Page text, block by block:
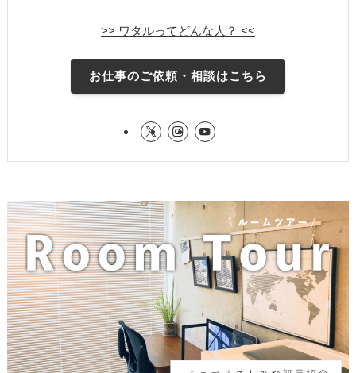
>> ワタルってどんな人？ <<
お仕事のご依頼・相談はこちら